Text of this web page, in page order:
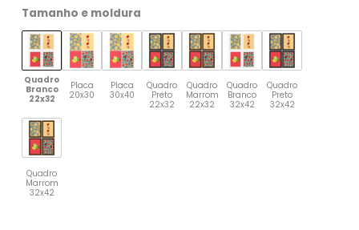
Tamanho e moldura
Quadro
Branco
22x32
Placa
20x30
Placa
30x40
Quadro
Preto
22x32
Quadro
Marrom
22x32
Quadro
Branco
32x42
Quadro
Preto
32x42
Quadro
Marrom
32x42